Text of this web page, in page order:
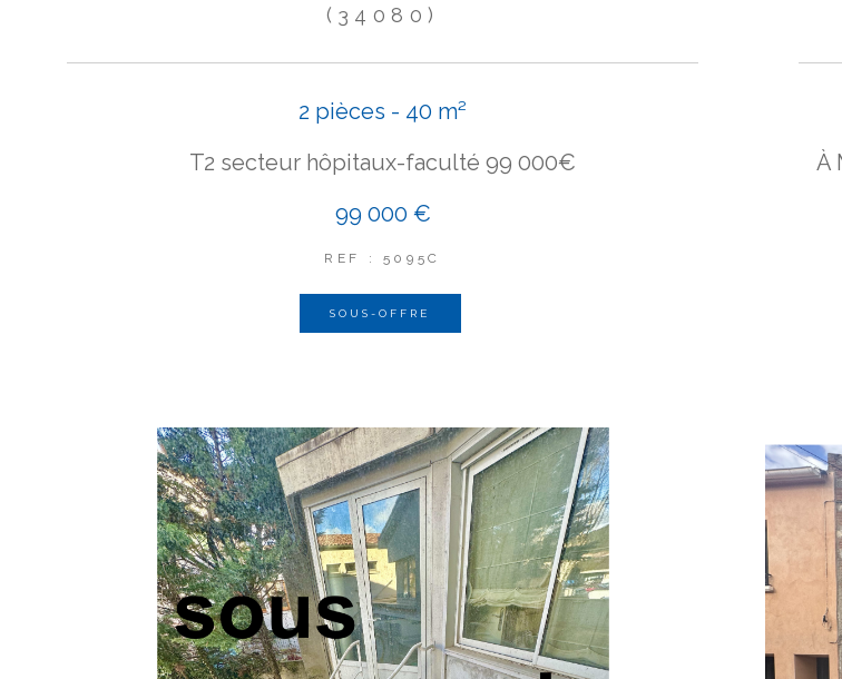
(34080)
2 pièces - 40 m²
T2 secteur hôpitaux-faculté 99 000€
99 000 €
REF : 5095C
SOUS-OFFRE
À